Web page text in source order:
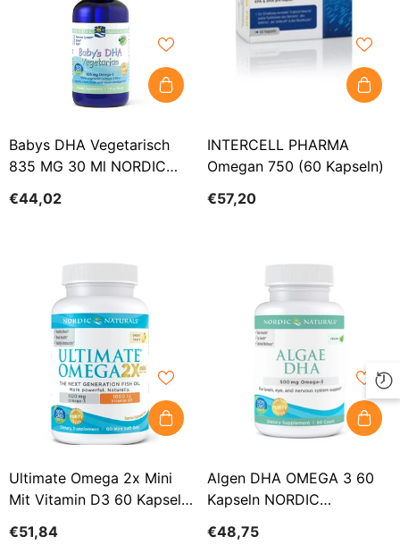
Babys DHA Vegetarisch
835 MG 30 Ml NORDIC
€44,02
INTERCELL PHARMA
Omegan 750 (60 Kapseln)
€57,20
Ultimate Omega 2x Mini
Mit Vitamin D3 60 Kapseln
€51,84
Algen DHA OMEGA 3 60
Kapseln NORDIC
€48,75